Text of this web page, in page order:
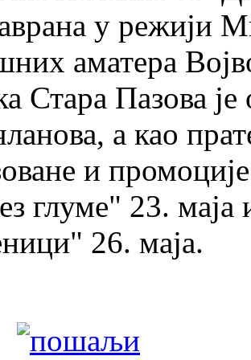
у режији
аматера
Стара Пазова
а као
и
глуме" 23.
26. маја.